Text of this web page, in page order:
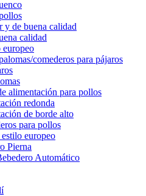
de buena calidad
calidad
comederos para pájaros
alimentación para pollos
redonda
de borde alto
para pollos
estilo europeo
Pierna
Automático